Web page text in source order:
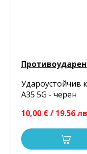
Удароустойчив
A35 5G - черен
10,00 € / 19.56